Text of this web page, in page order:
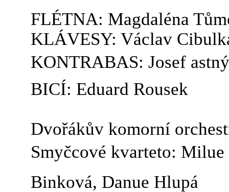
FLÉTNA: Magdaléna
KLÁVESY: Václav
KONTRABAS: Josef astný
BICÍ: Eduard Rousek
Dvořákův komorní
Smyčcové kvarteto:
Binková, Danue Hlupá